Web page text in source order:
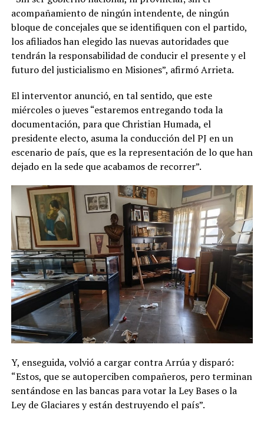
acompañamiento de ningún intendente, de ningún
bloque de concejales que se identifiquen con el partido,
los afiliados han elegido las nuevas autoridades que
tendrán la responsabilidad de conducir el presente y el
futuro del justicialismo en Misiones”, afirmó Arrieta.
El interventor anunció, en tal sentido, que este
miércoles o jueves “estaremos entregando toda la
documentación, para que Christian Humada, el
presidente electo, asuma la conducción del PJ en un
escenario de país, que es la representación de lo que han
dejado en la sede que acabamos de recorrer”.
Y, enseguida, volvió a cargar contra Arrúa y disparó:
“Estos, que se autoperciben compañeros, pero terminan
sentándose en las bancas para votar la Ley Bases o la
Ley de Glaciares y están destruyendo el país”.